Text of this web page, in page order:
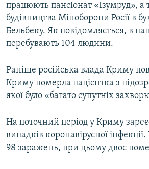
працюють пансіонат «Ізумруд», а
будівництва Міноборони Росії в
Бельбеку. Як повідомляється, в
перебувають 104 людини.
Раніше російська влада Криму
Криму померла пацієнтка з
якої було «багато супутніх
На поточний період у Криму
випадків коронавірусної
98 заражень, при цьому двоє